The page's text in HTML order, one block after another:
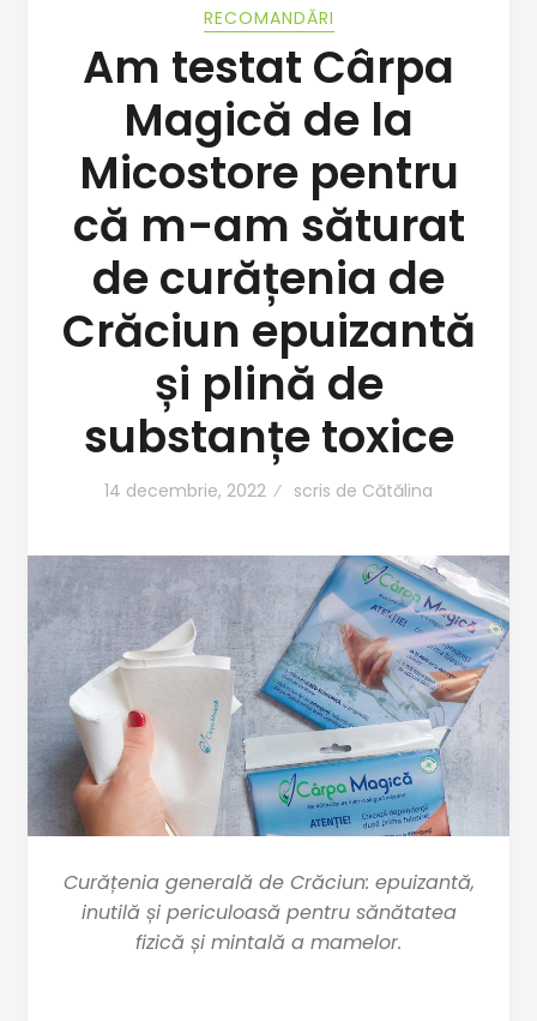
RECOMANDĂRI
Am testat Cârpa
Magică de la
Micostore pentru
că m-am săturat
de curățenia de
Crăciun epuizantă
și plină de
substanțe toxice
14 decembrie, 2022 scris de Cătălina
Curățenia generală de Crăciun: epuizantă,
inutilă și periculoasă pentru sănătatea
fizică și mintală a mamelor.